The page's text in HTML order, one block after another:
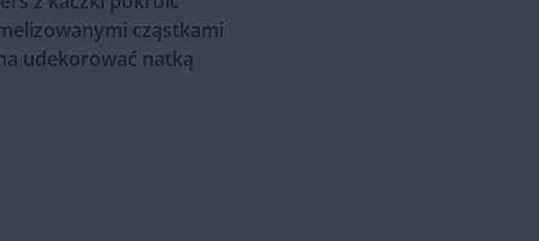
cząstkami
udekorować natką